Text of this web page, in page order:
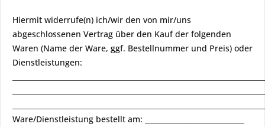
Hiermit widerrufe(n) ich/wir den von mir/uns
abgeschlossenen Vertrag über den Kauf der folgenden
Waren (Name der Ware, ggf. Bestellnummer und Preis) oder
Dienstleistungen:
Ware/Dienstleistung bestellt am: ____________________________